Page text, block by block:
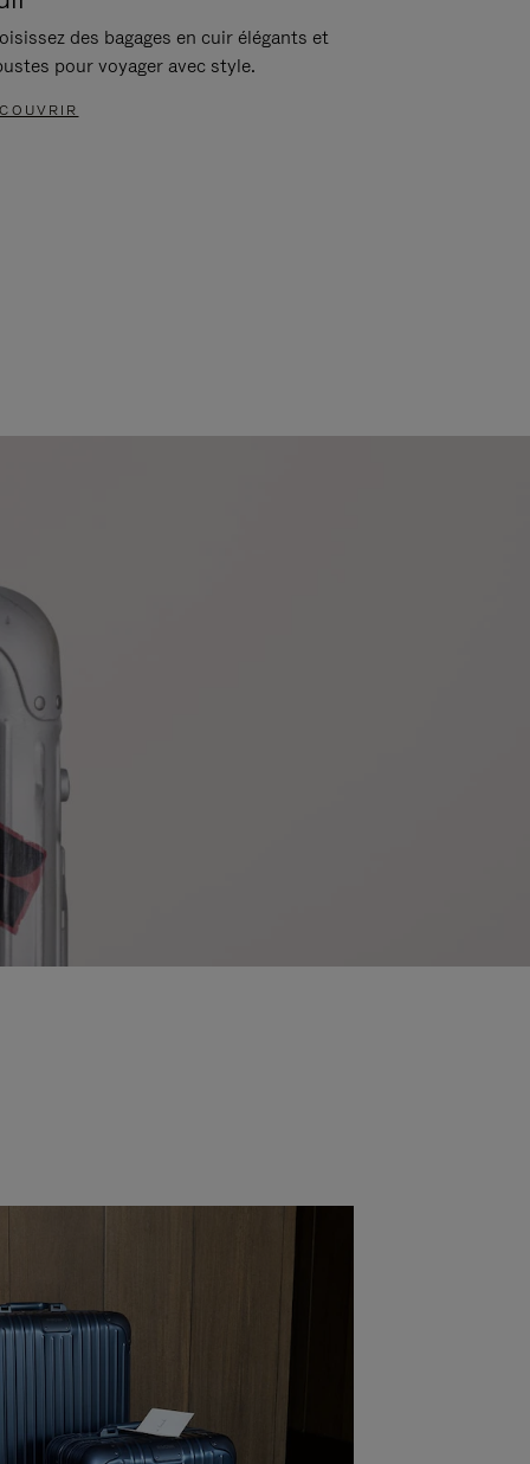
des bagages en cuir élégants et
pour voyager avec style.